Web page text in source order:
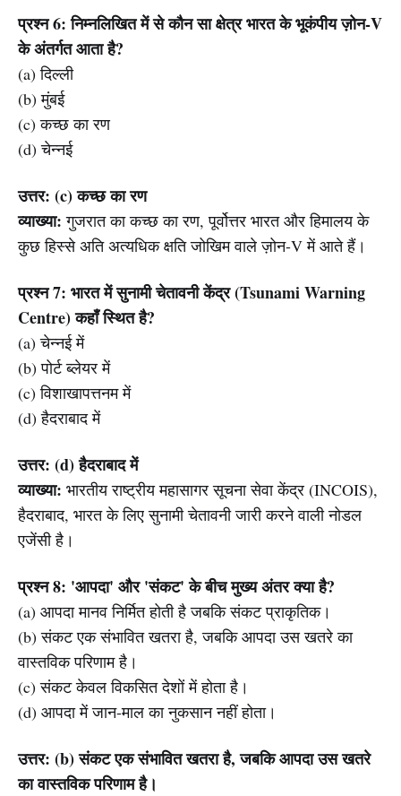
प्रश्न 6: निम्नलिखित में से कौन सा क्षेत्र भारत के भूकंपीय ज़ोन-V
के अंतर्गत आता है?
(a) दिल्ली
(b) मुंबई
(c) कच्छ का रण
(d) चेन्नई
उत्तर: (c) कच्छ का रण
व्याख्या: गुजरात का कच्छ का रण, पूर्वोत्तर भारत और हिमालय के
कुछ हिस्से अति अत्यधिक क्षति जोखिम वाले ज़ोन-V में आते हैं।
प्रश्न 7: भारत में सुनामी चेतावनी केंद्र (Tsunami Warning
Centre) कहाँ स्थित है?
(a) चेन्नई में
(b) पोर्ट ब्लेयर में
(c) विशाखापत्तनम में
(d) हैदराबाद में
उत्तर: (d) हैदराबाद में
व्याख्या: भारतीय राष्ट्रीय महासागर सूचना सेवा केंद्र (INCOIS),
हैदराबाद, भारत के लिए सुनामी चेतावनी जारी करने वाली नोडल
एजेंसी है।
प्रश्न 8: 'आपदा' और 'संकट' के बीच मुख्य अंतर क्या है?
(a) आपदा मानव निर्मित होती है जबकि संकट प्राकृतिक।
(b) संकट एक संभावित खतरा है, जबकि आपदा उस खतरे का
वास्तविक परिणाम है।
(c) संकट केवल विकसित देशों में होता है।
(d) आपदा में जान-माल का नुकसान नहीं होता।
उत्तर: (b) संकट एक संभावित खतरा है, जबकि आपदा उस खतरे
का वास्तविक परिणाम है।